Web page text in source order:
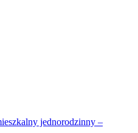
jednorodzinny –